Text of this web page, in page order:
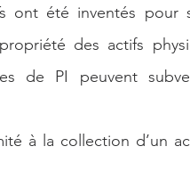
ont été inventés pour
des actifs
de PI peuvent
à la collection d’un